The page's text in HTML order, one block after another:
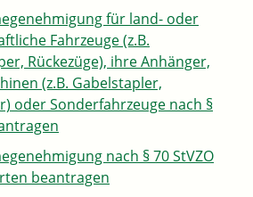
für land- oder
Fahrzeuge (z.B.
Rückezüge), ihre Anhänger,
(z.B. Gabelstapler,
oder Sonderfahrzeuge nach §
nach § 70 StVZO
beantragen